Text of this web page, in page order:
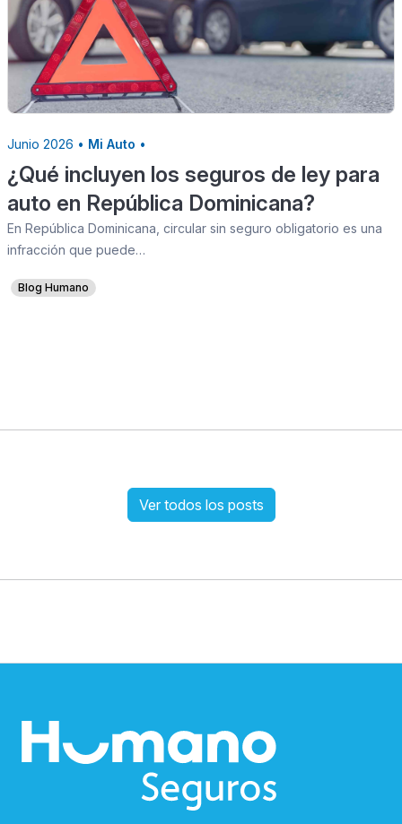
Junio 2026 • Mi Auto •
¿Qué incluyen los seguros de ley para
auto en República Dominicana?
En República Dominicana, circular sin seguro obligatorio es una
infracción que puede…
Blog Humano
Ver todos los posts